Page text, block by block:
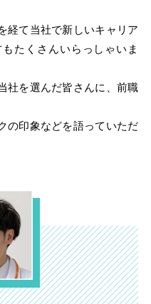
経て当社で新しいキャリア
たくさんいらっしゃいま
社を選んだ皆さんに、前職
の印象などを語っていただ